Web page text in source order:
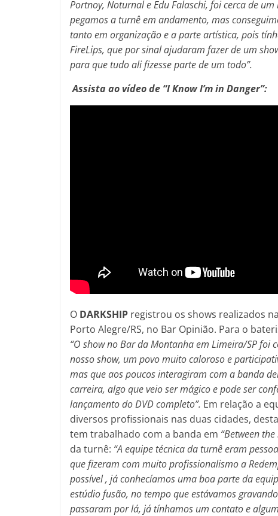
Portnoy, Noturnal e Edu Falaschi, foi cerca de
pegamos a turnê em andamento, mas
tanto em organização e a parte artística, pois
FireLips, que por sinal ajudaram fazer de um
para que tudo ali fizesse parte de um todo”.
Assista ao vídeo de “I Know I’m in Danger”:
O DARKSHIP registrou os shows realizados
Porto Alegre/RS, no Bar Opinião. Para o
“O show no Bar da Montanha em Limeira/SP foi
nosso show, um povo muito caloroso e
mas que aos poucos interagiram com a banda
carreira, algo que veio ser mágico e pode ser
lançamento do DVD completo”. Em relação a
diversos profissionais nas duas cidades,
tem trabalhado com a banda em “Between the
da turnê: “A equipe técnica da turnê eram
que fizeram com muito profissionalismo a
possível , já conhecíamos uma boa parte da
estúdio fusão, no tempo que estávamos
passaram por lá, já tínhamos um contato e